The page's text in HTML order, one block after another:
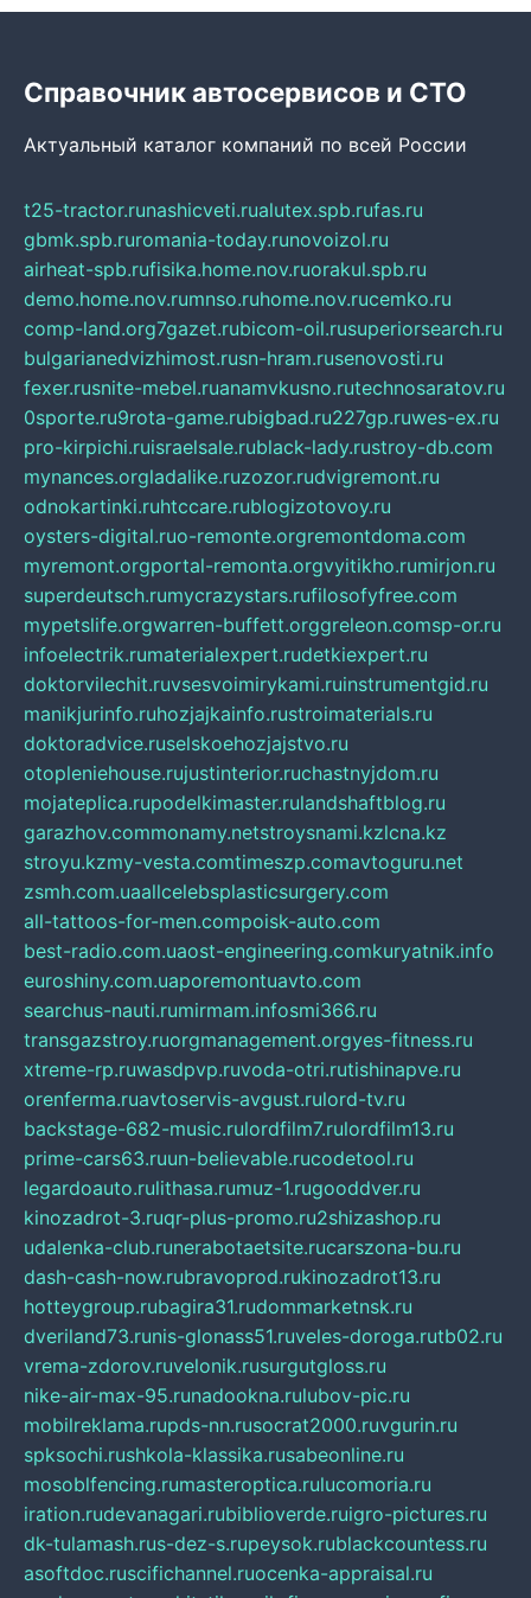
Справочник автосервисов и СТО
Актуальный каталог компаний по всей России
t25-tractor.runashicveti.rualutex.spb.rufas.ru
gbmk.spb.ruromania-today.runovoizol.ru
airheat-spb.rufisika.home.nov.ruorakul.spb.ru
demo.home.nov.rumnso.ruhome.nov.rucemko.ru
comp-land.org7gazet.rubicom-oil.rusuperiorsearch.ru
bulgarianedvizhimost.rusn-hram.rusenovosti.ru
fexer.rusnite-mebel.ruanamvkusno.rutechnosaratov.ru
0sporte.ru9rota-game.rubigbad.ru227gp.ruwes-ex.ru
pro-kirpichi.ruisraelsale.rublack-lady.rustroy-db.com
mynances.orgladalike.ruzozor.rudvigremont.ru
odnokartinki.ruhtccare.rublogizotovoy.ru
oysters-digital.ruo-remonte.orgremontdoma.com
myremont.orgportal-remonta.orgvyitikho.rumirjon.ru
superdeutsch.rumycrazystars.rufilosofyfree.com
mypetslife.orgwarren-buffett.orggreleon.comsp-or.ru
infoelectrik.rumaterialexpert.rudetkiexpert.ru
doktorvilechit.ruvsesvoimirykami.ruinstrumentgid.ru
manikjurinfo.ruhozjajkainfo.rustroimaterials.ru
doktoradvice.ruselskoehozjajstvo.ru
otopleniehouse.rujustinterior.ruchastnyjdom.ru
mojateplica.rupodelkimaster.rulandshaftblog.ru
garazhov.commonamy.netstroysnami.kzlcna.kz
stroyu.kzmy-vesta.comtimeszp.comavtoguru.net
zsmh.com.uaallcelebsplasticsurgery.com
all-tattoos-for-men.compoisk-auto.com
best-radio.com.uaost-engineering.comkuryatnik.info
euroshiny.com.uaporemontuavto.com
searchus-nauti.rumirmam.infosmi366.ru
transgazstroy.ruorgmanagement.orgyes-fitness.ru
xtreme-rp.ruwasdpvp.ruvoda-otri.rutishinapve.ru
orenferma.ruavtoservis-avgust.rulord-tv.ru
backstage-682-music.rulordfilm7.rulordfilm13.ru
prime-cars63.ruun-believable.rucodetool.ru
legardoauto.rulithasa.rumuz-1.rugooddver.ru
kinozadrot-3.ruqr-plus-promo.ru2shizashop.ru
udalenka-club.runerabotaetsite.rucarszona-bu.ru
dash-cash-now.rubravoprod.rukinozadrot13.ru
hotteygroup.rubagira31.rudommarketnsk.ru
dveriland73.runis-glonass51.ruveles-doroga.rutb02.ru
vrema-zdorov.ruvelonik.rusurgutgloss.ru
nike-air-max-95.runadookna.rulubov-pic.ru
mobilreklama.rupds-nn.rusocrat2000.ruvgurin.ru
spksochi.rushkola-klassika.rusabeonline.ru
mosoblfencing.rumasteroptica.rulucomoria.ru
iration.rudevanagari.rubiblioverde.ruigro-pictures.ru
dk-tulamash.rus-dez-s.rupeysok.rublackcountess.ru
asoftdoc.ruscifichannel.ruocenka-appraisal.ru